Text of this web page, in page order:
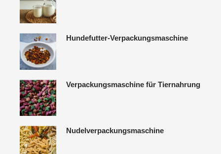
Hundefutter-Verpackungsmaschine
Verpackungsmaschine für Tiernahrung
Nudelverpackungsmaschine